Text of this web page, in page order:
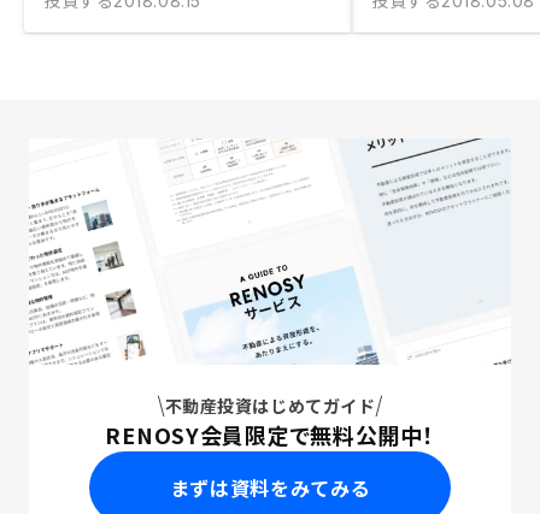
不動産投資はじめてガイド
RENOSY会員限定で無料公開中！
まずは資料をみてみる